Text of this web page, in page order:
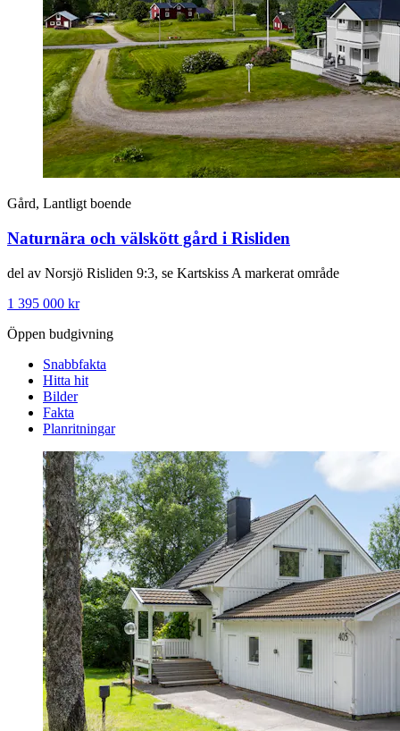
Gård, Lantligt boende
Naturnära och välskött gård i Risliden
del av Norsjö Risliden 9:3, se Kartskiss A markerat område
1 395 000 kr
Öppen budgivning
Snabbfakta
Hitta hit
Bilder
Fakta
Planritningar